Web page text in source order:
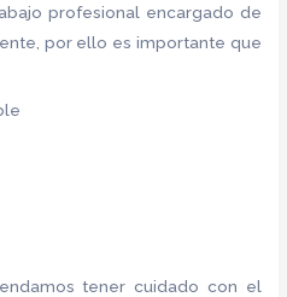
profesional encargado de
por ello es importante que
tener cuidado con el